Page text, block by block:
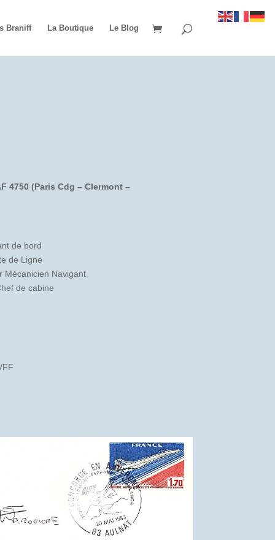
Braniff La Boutique Le Blog
4750 (Paris Cdg – Clermont –
de bord
de Ligne
Mécanicien Navigant
de cabine